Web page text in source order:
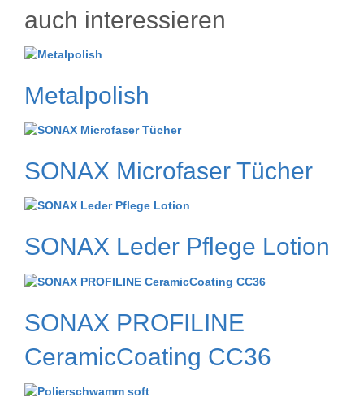
auch interessieren
Metalpolish
SONAX Microfaser Tücher
SONAX Leder Pflege Lotion
SONAX PROFILINE
CeramicCoating CC36